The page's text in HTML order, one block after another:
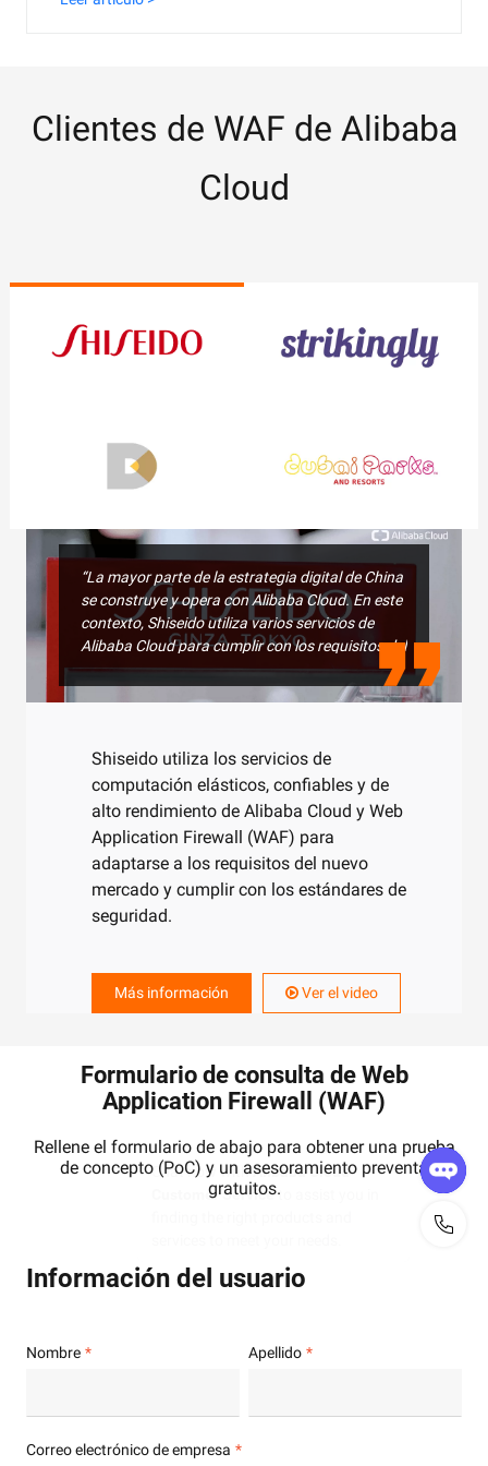
Clientes de WAF de Alibaba
Cloud
“La mayor parte de la estrategia digital de China
se construye y opera con Alibaba Cloud. En este
contexto, Shiseido utiliza varios servicios de
Alibaba Cloud para cumplir con los requisitos del
nuevo mercado. Además, con el creciente
enfoque en la seguridad, hemos estado
Keisuke Fujii, vicepresidente de TIC, SHISEIDO
China
Shiseido utiliza los servicios de
computación elásticos, confiables y de
alto rendimiento de Alibaba Cloud y Web
Application Firewall (WAF) para
adaptarse a los requisitos del nuevo
mercado y cumplir con los estándares de
seguridad.
Más información Ver el video
Formulario de consulta de Web
Application Firewall (WAF)
Rellene el formulario de abajo para obtener una prueba
de concepto (PoC) y un asesoramiento preventa
gratuitos.
Información del usuario
Nombre Apellido
Correo electrónico de empresa